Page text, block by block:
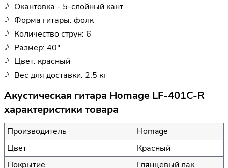
Окантовка - 5-слойный кант
Форма гитары: фолк
Количество струн: 6
Размер: 40"
Цвет: красный
Вес для доставки: 2.5 кг
Акустическая гитара Homage LF-401C-R
характеристики товара
Производитель
Homage
Цвет
Красный
Покрытие
Глянцевый лак